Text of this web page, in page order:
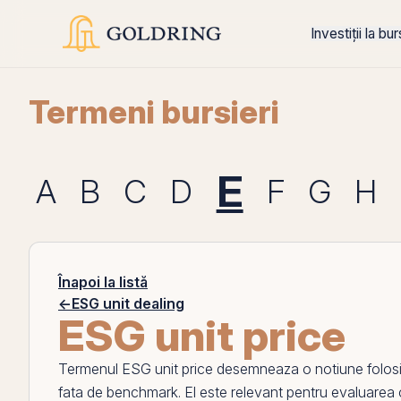
Investiții la
Termeni bursieri
A B C D E F G H
Înapoi la listă
←ESG unit dealing
ESG unit price
Termenul ESG unit price desemneaza o notiune
fata de benchmark. El este relevant pentru